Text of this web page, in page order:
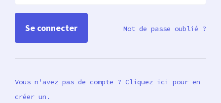
Mot de passe oublié ?
Vous n'avez pas de compte ? Cliquez ici pour en
créer un.